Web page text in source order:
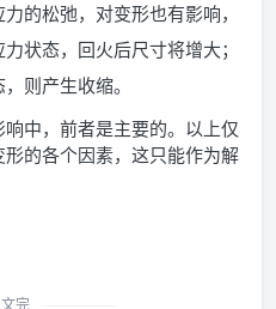
的松弛，对变形也有影响，
状态，回火后尺寸将增大；
则产生收缩。
中，前者是主要的。以上仅
的各个因素，这只能作为解
完